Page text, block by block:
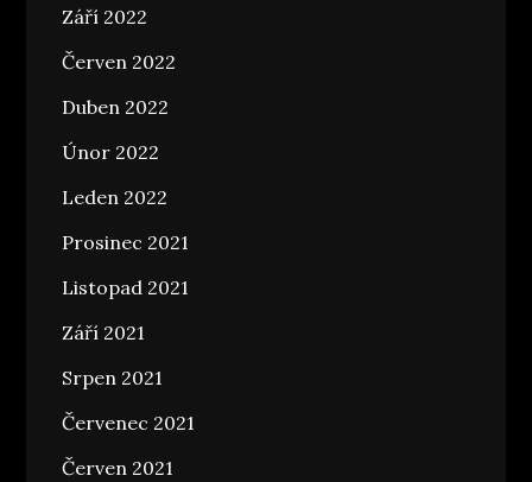
Září 2022
Červen 2022
Duben 2022
Únor 2022
Leden 2022
Prosinec 2021
Listopad 2021
Září 2021
Srpen 2021
Červenec 2021
Červen 2021